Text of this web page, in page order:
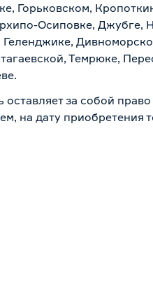
Горьковском,
Осиповке, Джубге,
Геленджике,
Темрюке,
за собой
на дату приобретения